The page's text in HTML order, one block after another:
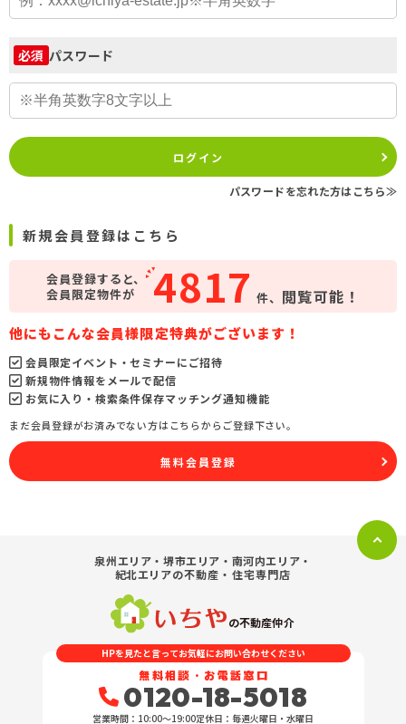
必須 パスワード
ログイン
パスワードを忘れた方はこちら≫
新規会員登録はこちら
会員登録すると、
会員限定物件が
4817 件、 閲覧可能！
他にもこんな会員様限定特典がございます！
会員限定イベント・セミナーにご招待
新規物件情報をメールで配信
お気に入り・検索条件保存マッチング通知機能
まだ会員登録がお済みでない方はこちらからご登録下さい。
無料会員登録
泉州エリア・堺市エリア・南河内エリア・
紀北エリアの不動産・住宅専門店
の不動産仲介
HPを見たと言ってお気軽にお問い合わせください
無料相談・お電話窓口
0120-18-5018
営業時間：10:00〜19:00定休日：毎週火曜日・水曜日